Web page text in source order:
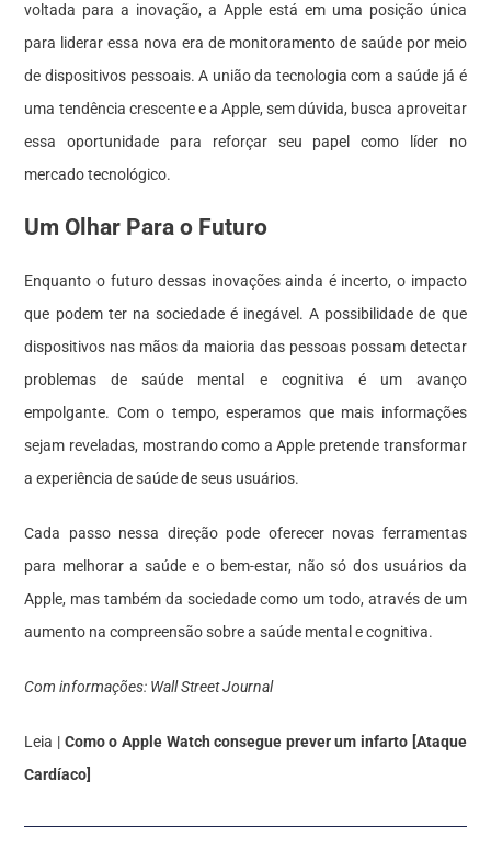
voltada para a inovação, a Apple está em uma posição única
para liderar essa nova era de monitoramento de saúde por meio
de dispositivos pessoais. A união da tecnologia com a saúde já é
uma tendência crescente e a Apple, sem dúvida, busca aproveitar
essa oportunidade para reforçar seu papel como líder no
mercado tecnológico.
Um Olhar Para o Futuro
Enquanto o futuro dessas inovações ainda é incerto, o impacto
que podem ter na sociedade é inegável. A possibilidade de que
dispositivos nas mãos da maioria das pessoas possam detectar
problemas de saúde mental e cognitiva é um avanço
empolgante. Com o tempo, esperamos que mais informações
sejam reveladas, mostrando como a Apple pretende transformar
a experiência de saúde de seus usuários.
Cada passo nessa direção pode oferecer novas ferramentas
para melhorar a saúde e o bem-estar, não só dos usuários da
Apple, mas também da sociedade como um todo, através de um
aumento na compreensão sobre a saúde mental e cognitiva.
Com informações: Wall Street Journal
Leia | Como o Apple Watch consegue prever um infarto [Ataque
Cardíaco]